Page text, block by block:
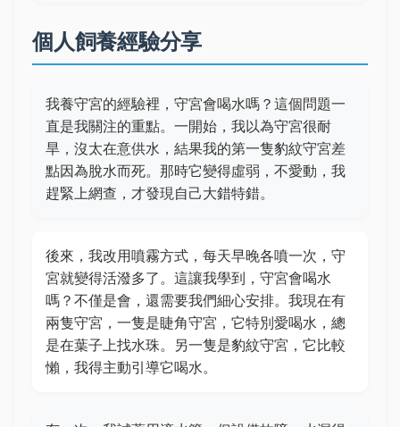
個人飼養經驗分享
我養守宮的經驗裡，守宮會喝水嗎？這個問題一
直是我關注的重點。一開始，我以為守宮很耐
旱，沒太在意供水，結果我的第一隻豹紋守宮差
點因為脫水而死。那時它變得虛弱，不愛動，我
趕緊上網查，才發現自己大錯特錯。
後來，我改用噴霧方式，每天早晚各噴一次，守
宮就變得活潑多了。這讓我學到，守宮會喝水
嗎？不僅是會，還需要我們細心安排。我現在有
兩隻守宮，一隻是睫角守宮，它特別愛喝水，總
是在葉子上找水珠。另一隻是豹紋守宮，它比較
懶，我得主動引導它喝水。